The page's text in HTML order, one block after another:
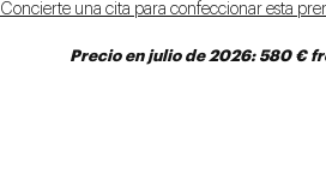
Concierte una cita para confeccionar esta
Precio en juliode 2026: 580 €